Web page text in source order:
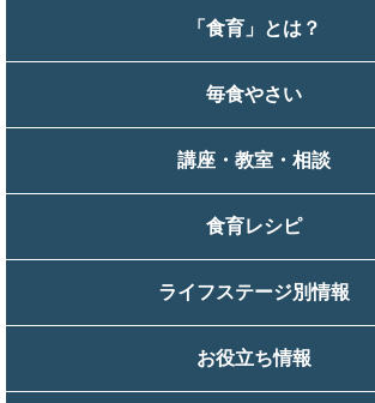
「食育」とは？
毎食やさい
講座・教室・相談
食育レシピ
ライフステージ別情報
お役立ち情報